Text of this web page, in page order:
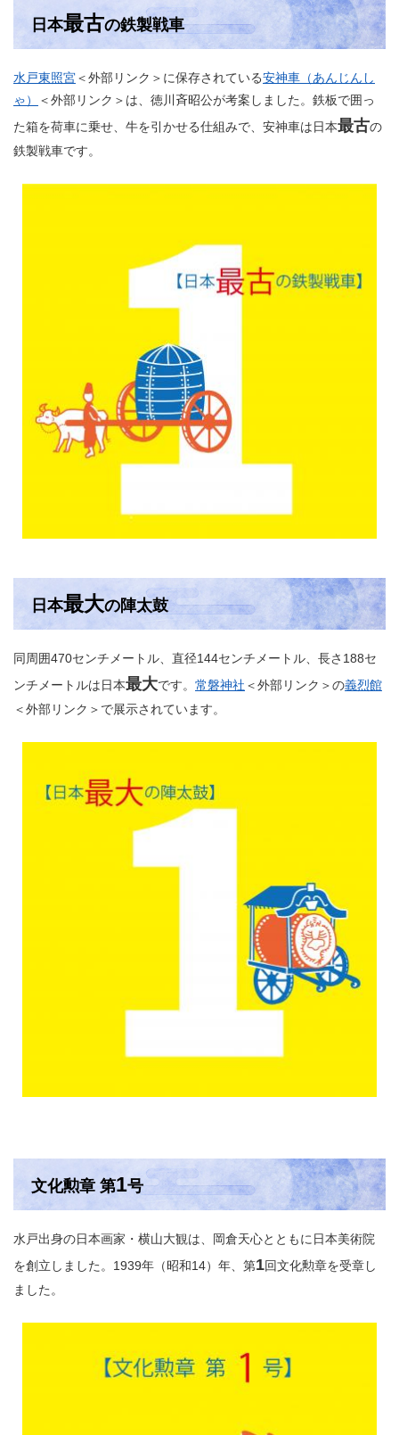
日本最古の鉄製戦車
水戸東照宮＜外部リンク＞ に保存されている安神車（あんじんし
ゃ）
＜外部リンク＞ は、徳川斉昭公が考案しました。鉄板で囲っ
た箱を荷車に乗せ、牛を引かせる仕組みで、安神車は日本最古の
鉄製戦車です。
日本最大の陣太鼓
同周囲470センチメートル、直径144センチメートル、長さ188セ
ンチメートルは日本最大です。 常磐神社 ＜外部リンク＞の義烈館
＜外部リンク＞ で展示されています。
文化勲章 第1号
水戸出身の日本画家・横山大観は、岡倉天心とともに日本美術院
を創立しました。1939年（昭和14）年、第1回文化勲章を受章し
ました。